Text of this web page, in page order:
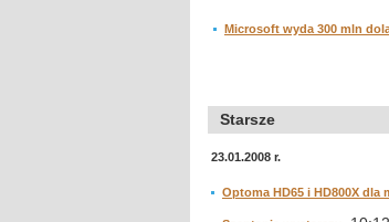
Microsoft wyda 300 mln
Starsze
23.01.2008 r.
Optoma HD65 i HD800X dla